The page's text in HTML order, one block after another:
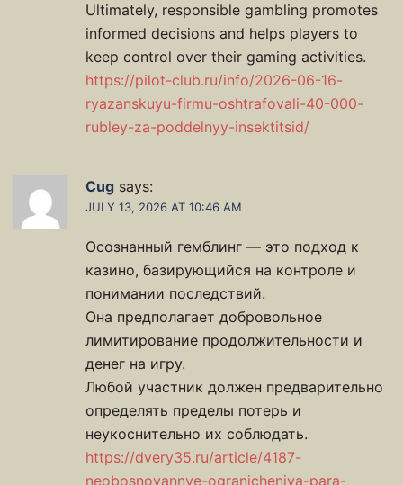
Ultimately, responsible gambling promotes
informed decisions and helps players to
keep control over their gaming activities.
https://pilot-club.ru/info/2026-06-16-
ryazanskuyu-firmu-oshtrafovali-40-000-
rubley-za-poddelnyy-insektitsid/
Cug says:
JULY 13, 2026 AT 10:46 AM
Осознанный гемблинг — это подход к
казино, базирующийся на контроле и
понимании последствий.
Она предполагает добровольное
лимитирование продолжительности и
денег на игру.
Любой участник должен предварительно
определять пределы потерь и
неукоснительно их соблюдать.
https://dvery35.ru/article/4187-
neobosnovannye-ogranicheniya-para-